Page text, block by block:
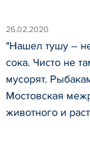
26.02.2020
"Нашел тушу –
сока. Чисто не
мусорят.
Мостовская
животного и